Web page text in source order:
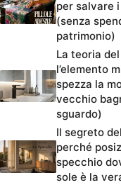
per salvare
(senza
patrimonio)
La teoria
l’elemento
spezza la
vecchio
sguardo)
Il segreto
perché
specchio
sole è la